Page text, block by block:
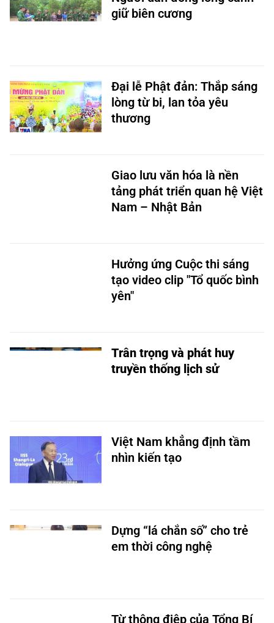
giữ biên cương
Đại lễ Phật đản: Thắp sáng
lòng từ bi, lan tỏa yêu
thương
Giao lưu văn hóa là nền
tảng phát triển quan hệ Việt
Nam – Nhật Bản
Hưởng ứng Cuộc thi sáng
tạo video clip "Tổ quốc bình
yên"
Trân trọng và phát huy
truyền thống lịch sử
Việt Nam khẳng định tầm
nhìn kiến tạo
Dựng “lá chắn số” cho trẻ
em thời công nghệ​
Từ thông điệp của Tổng Bí